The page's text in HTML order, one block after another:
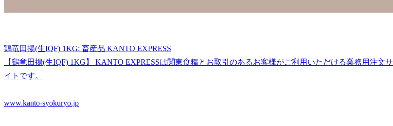
鶏竜田揚(生IQF) 1KG: 畜産品 KANTO EXPRESS
【鶏竜田揚(生IQF) 1KG】 KANTO EXPRESSは関東食糧とお取引のあるお客様がご利用いただける業務用注文サ
イトです。
www.kanto-syokuryo.jp